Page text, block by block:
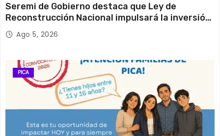
Seremi de Gobierno destaca que Ley de
Reconstrucción Nacional impulsará la inversión
y el empleo en Tarapacá
Ago 5, 2026
PICA